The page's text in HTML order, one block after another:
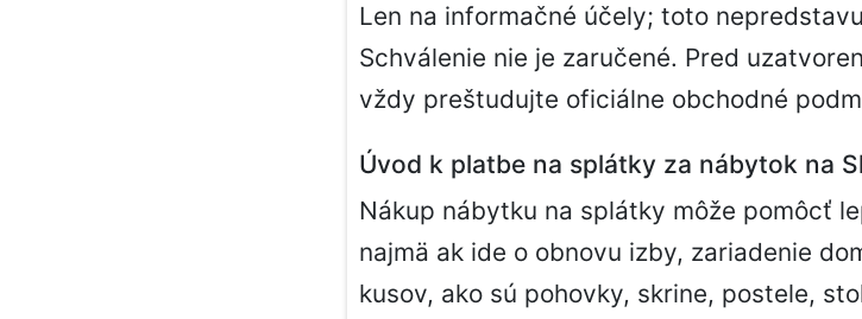
Len na informačné účely; toto
Schválenie nie je zaručené. Pred
vždy preštudujte oficiálne obchodné
Úvod k platbe na splátky za nábytok na
Nákup nábytku na splátky môže pomôcť
najmä ak ide o obnovu izby, zariadenie
kusov, ako sú pohovky, skrine, postele,